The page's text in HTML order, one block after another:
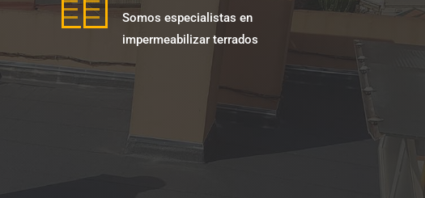
Somos especialistas en
impermeabilizar terrados